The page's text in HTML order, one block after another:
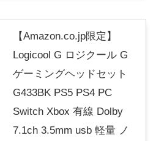
【Amazon.co.jp限定】
Logicool G ロジクール G
ゲーミングヘッドセット
G433BK PS5 PS4 PC
Switch Xbox 有線 Dolby
7.1ch 3.5mm usb 軽量 ノ